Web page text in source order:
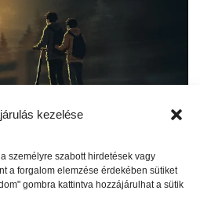
kezelése
személyre szabott hirdetések vagy
a forgalom elemzése érdekében sütiket
gombra kattintva hozzájárulhat a sütik
meg a várost
napokban egy olyan tragédia